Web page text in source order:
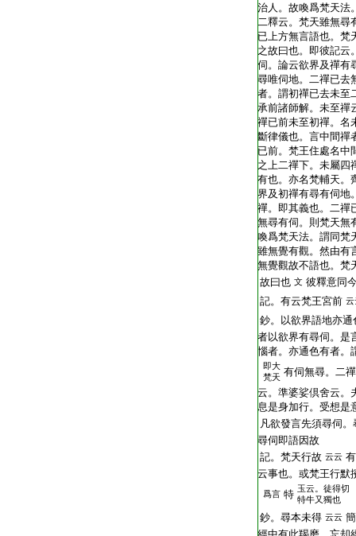
治人。故喚爲梵天法
二釋云。梵天雖無尋
已上方無言語也。梵
之故曰也。即彼記云
伺。論云欲界及禪有
尋唯伺地。二禪已去
者。謂初禪已去未至
承前諸師解。未至禪
禪已前未至初禪。名
斷律儀也。言中間禪
已前。梵王住處名中
之上二禪下。未屬四
有也。亦名梵輔天。
界及初禪有尋有伺地
禪。即其義也。二禪
無尋有伺。則梵天無
喚爲梵天法。謂同梵
雖無覺有觀。然由有
無覺觀故不語也。梵
故曰也 文 彼釋意同
記。有云梵王宮前 云
鈔。以欲界語地亦通
者以欲界有尋伺。是
惱者。亦通色有者。
即大
梵天 有伺無尋。二
云。準婆娑倶舍云。
息是身加行。受想是
凡欲發言先須尋伺
尋伺即語因故
記。梵天行故 云云
云事也。或梵王行默
爲言 特 玉云。徒得切
特牛又獨也
鈔。尋本未得 云云